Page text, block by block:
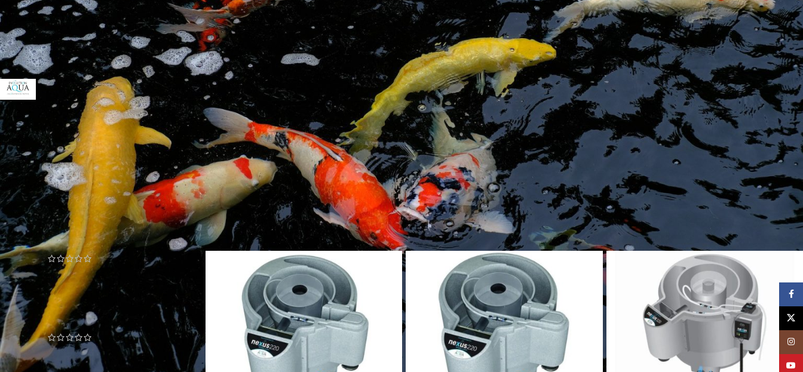
FILTER
Preis:1.090 € —5.690 €
FILTERN NACH MARKE
EvolutionAqua
Kostenloser Versand ab 100€ - darunter
4,90€ Standardversand in 24 Stunden
AM BESTEN BEWERTET
Aqua Stop Leerpumpschutz
geprüfte Gesamtbewertungen
69,00 € 64,90
KENJI KOI Baby Food 3 - 1 KG
geprüfte Gesamtbewertungen
11,99€
schnellen Abbau von Ammoniak und Nitrit.
Einfache Reinigung des Teichfilters
Die Filtermedien im Nexus Eazy lassen sich sehr einfach und schnell reinigen. Es werden lediglich die Filtermedien abgespült mit einem Schlauch und
der Dreck wird über den speziellen Schmutzablauf abgeleitet.
Innovation: Automatische Reinigung
Alternativ können Sie mit derNexus Eazy Automaticauch eine automatische Spülung einbauen. So reinigt sich dieser innovative Teichfilter komplett
automatisch. Müheloses reinigen des Teichfilters wie z.B. reinigen von Filtermatten oder anderen Filtermedien entfällt komplett.
Genießen Sie den Komfort des mehrfach prämierten Teichfilter – wir beraten Sie gerne!
Startseite » Teichtechnik Teichfilter»Nexus Teichfilter Zeige 9 12 18 24